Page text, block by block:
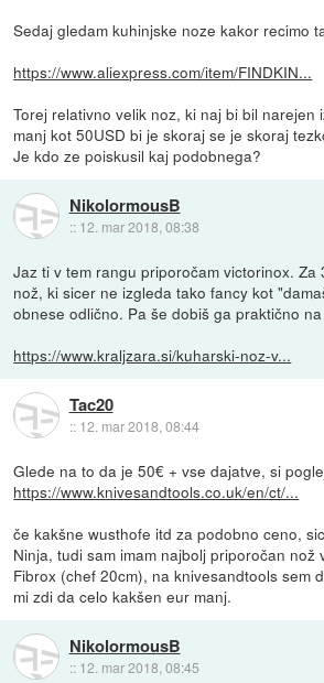
Sedaj gledam kuhinjske noze kakor recimo
https://www.aliexpress.com/item/FINDKIN...
Torej relativno velik noz, ki naj bi bil narejen
manj kot 50USD bi je skoraj se je skoraj
Je kdo ze poiskusil kaj podobnega?
NikolormousB
:: 12. mar 2018, 08:38
Jaz ti v tem rangu priporočam victorinox.
nož, ki sicer ne izgleda tako fancy kot
obnese odlično. Pa še dobiš ga praktično
https://www.kraljzara.si/kuharski-noz-v...
Tac20
:: 12. mar 2018, 08:44
Glede na to da je 50€ + vse dajatve, si
https://www.knivesandtools.co.uk/en/ct/...
če kakšne wusthofe itd za podobno ceno,
Ninja, tudi sam imam najbolj priporočan nož
Fibrox (chef 20cm), na knivesandtools sem
mi zdi da celo kakšen eur manj.
NikolormousB
:: 12. mar 2018, 08:45